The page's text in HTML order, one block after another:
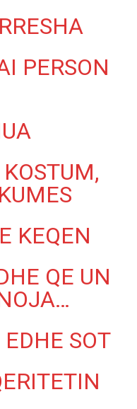
PERSON
KEQEN
QE UN
SOT